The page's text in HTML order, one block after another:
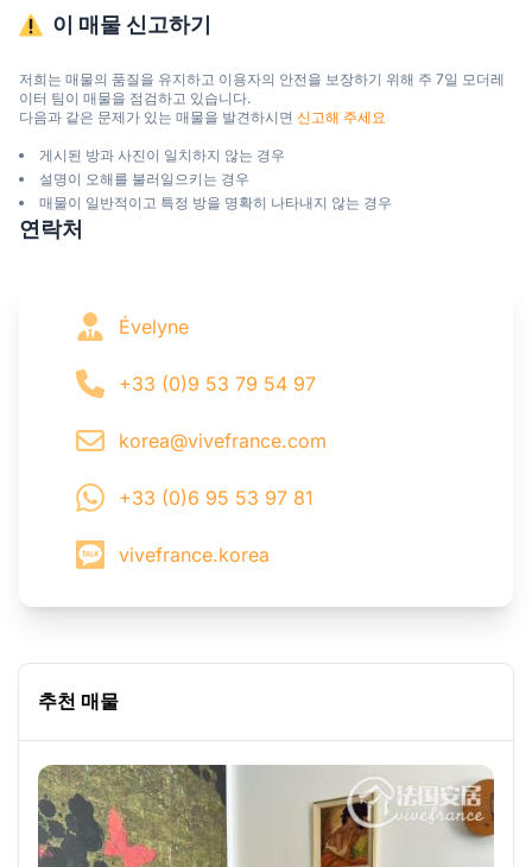
이 매물 신고하기
저희는 매물의 품질을 유지하고 이용자의 안전을 보장하기 위해 주 7일 모더레
이터 팀이 매물을 점검하고 있습니다.
다음과 같은 문제가 있는 매물을 발견하시면 신고해 주세요
게시된 방과 사진이 일치하지 않는 경우
설명이 오해를 불러일으키는 경우
매물이 일반적이고 특정 방을 명확히 나타내지 않는 경우
연락처
Évelyne
+33 (0)9 53 79 54 97
korea@vivefrance.com
+33 (0)6 95 53 97 81
vivefrance.korea
추천 매물